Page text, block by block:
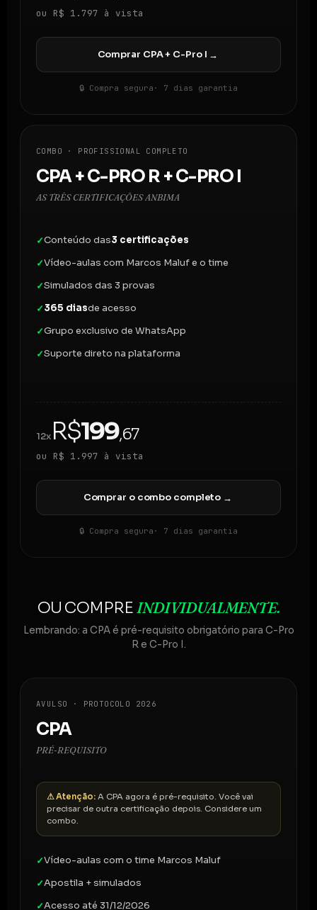
ou R$ 1.797 à vista
Comprar CPA + C-Pro I →
🔒 Compra segura · 7 dias garantia
COMBO · PROFISSIONAL COMPLETO
CPA + C-PRO R + C-PRO I
AS TRÊS CERTIFICAÇÕES ANBIMA
✓Conteúdo das3 certificações
✓Vídeo-aulas com Marcos Maluf e o time
✓Simulados das 3 provas
✓365 diasde acesso
✓Grupo exclusivo de WhatsApp
✓Suporte direto na plataforma
12x R$199,67
ou R$ 1.997 à vista
Comprar o combo completo →
🔒 Compra segura · 7 dias garantia
OU COMPREINDIVIDUALMENTE.
Lembrando: a CPA é pré-requisito obrigatório para C-Pro
R e C-Pro I.
AVULSO · PROTOCOLO 2026
CPA
PRÉ-REQUISITO
⚠ Atenção: A CPA agora é pré-requisito. Você vai
precisar de outra certificação depois. Considere um
combo.
✓Vídeo-aulas com o time Marcos Maluf
✓Apostila + simulados
✓Acesso até 31/12/2026